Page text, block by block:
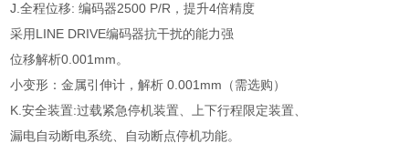
J.全程位移: 编码器2500 P/R，提升4倍精度
采用LINE DRIVE编码器抗干扰的能力强
位移解析0.001mm。
小变形：金属引伸计，解析 0.001mm（需选购）
K.安全装置:过载紧急停机装置、上下行程限定装置、
漏电自动断电系统、自动断点停机功能。